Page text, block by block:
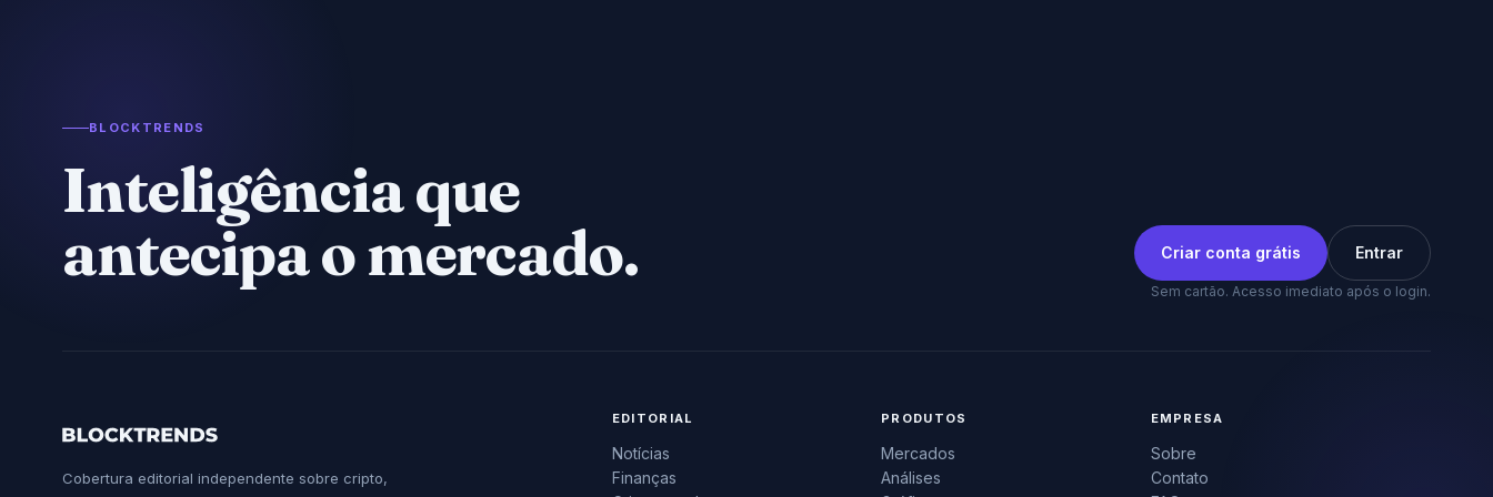
BLOCKTRENDS
Inteligência que
antecipa o mercado.
Criar conta grátis Entrar
Sem cartão. Acesso imediato após o login.
Cobertura editorial independente sobre cripto,
EDITORIAL
Notícias
Finanças
PRODUTOS
Mercados
Análises
EMPRESA
Sobre
Contato